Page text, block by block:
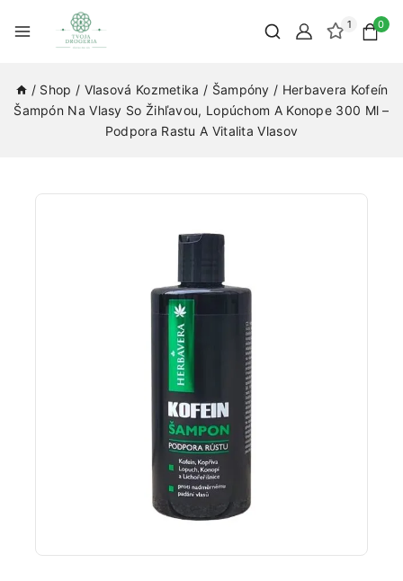
1 0
/ Shop / Vlasová Kozmetika / Šampóny / Herbavera Kofeín
Šampón Na Vlasy So Žihľavou, Lopúchom A Konope 300 Ml –
Podpora Rastu A Vitalita Vlasov